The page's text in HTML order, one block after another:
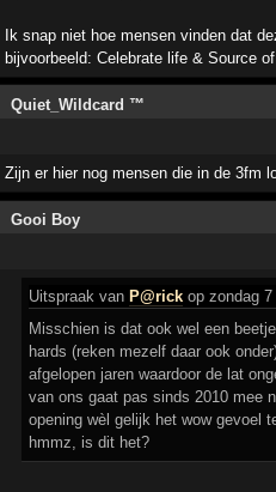
Ik snap niet hoe mensen vinden dat
bijvoorbeeld: Celebrate life & Source of
Quiet_Wildcard ™
Zijn er hier nog mensen die in de 3fm
Gooi Boy
Uitspraak van P@rick op zondag
Misschien is dat ook wel een
hards (reken mezelf daar ook
afgelopen jaren waardoor de lat
van ons gaat pas sinds 2010 mee
opening wèl gelijk het wow gevoel
hmmz, is dit het?